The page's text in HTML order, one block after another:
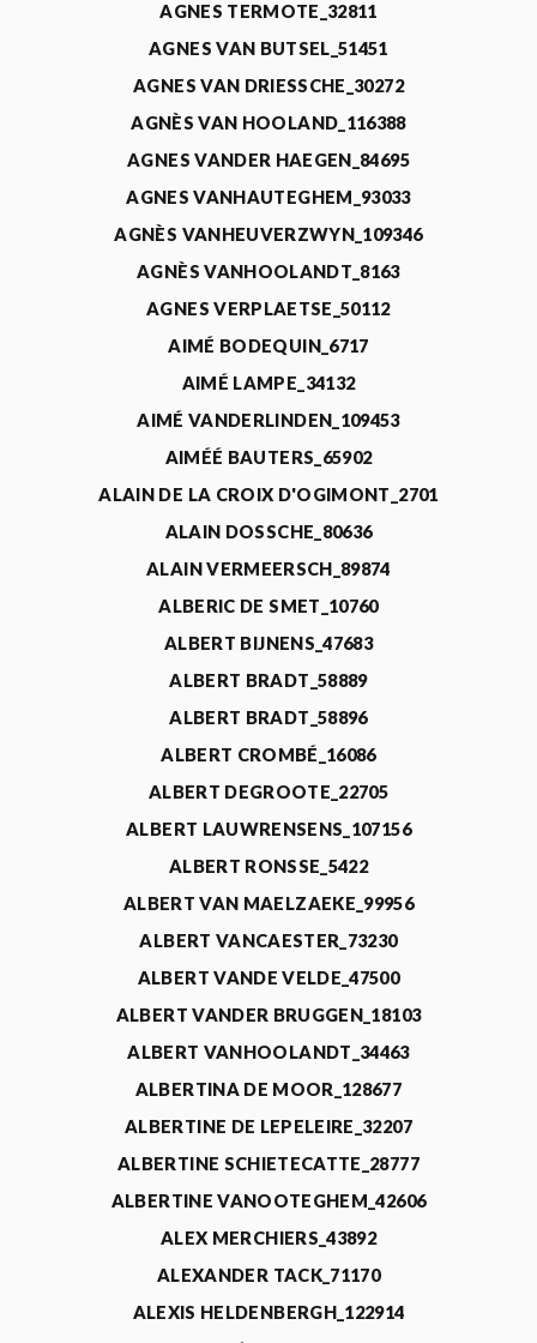
AGNES TERMOTE_32811
AGNES VAN BUTSEL_51451
AGNES VAN DRIESSCHE_30272
AGNÈS VAN HOOLAND_116388
AGNES VANDER HAEGEN_84695
AGNES VANHAUTEGHEM_93033
AGNÈS VANHEUVERZWYN_109346
AGNÈS VANHOOLANDT_8163
AGNES VERPLAETSE_50112
AIMÉ BODEQUIN_6717
AIMÉ LAMPE_34132
AIMÉ VANDERLINDEN_109453
AIMÉÉ BAUTERS_65902
ALAIN DE LA CROIX D'OGIMONT_2701
ALAIN DOSSCHE_80636
ALAIN VERMEERSCH_89874
ALBERIC DE SMET_10760
ALBERT BIJNENS_47683
ALBERT BRADT_58889
ALBERT BRADT_58896
ALBERT CROMBÉ_16086
ALBERT DEGROOTE_22705
ALBERT LAUWRENSENS_107156
ALBERT RONSSE_5422
ALBERT VAN MAELZAEKE_99956
ALBERT VANCAESTER_73230
ALBERT VANDE VELDE_47500
ALBERT VANDER BRUGGEN_18103
ALBERT VANHOOLANDT_34463
ALBERTINA DE MOOR_128677
ALBERTINE DE LEPELEIRE_32207
ALBERTINE SCHIETECATTE_28777
ALBERTINE VANOOTEGHEM_42606
ALEX MERCHIERS_43892
ALEXANDER TACK_71170
ALEXIS HELDENBERGH_122914